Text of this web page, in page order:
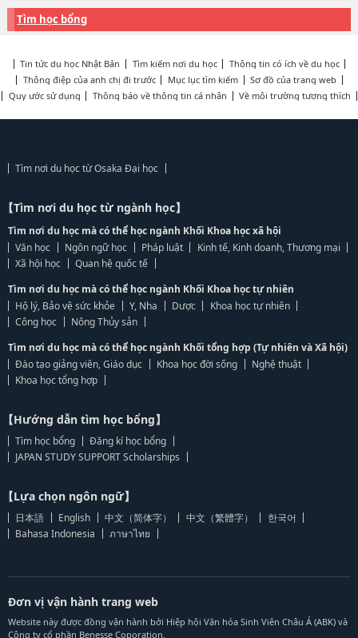
Tìm học bổng
Tin tức du học Nhật Bản Tìm kiếm nơi du học
Thông tin có ích về du học
Thông điệp của anh chị đi trước
Mục lục tìm kiếm
Sơ đồ của trang web
Quy ước sử dụng
Thông báo về thông tin cá nhân Về môi trường tương thích
Tìm nơi du học từ Osaka Đại học
【Tìm nơi du học từ ngành học】
Tìm nơi du học mà có thể học ngành Khối Khoa học xã hội
Văn học
Ngôn ngữ học Pháp luật
Kinh tế, Kinh doanh, Thương mại
Xã hội học
Quan hệ quốc tế
Tìm nơi du học mà có thể học ngành Khối Khoa học tự nhiên
Hộ lý, Bảo vệ sức khỏe
Y, Nha Dược
Khoa học tự nhiên
Công học
Nông Thủy sản
Tìm nơi du học mà có thể học ngành Khối tổng hợp (Tự nhiên và Xã hội)
Đào tạo giảng viên, Giáo dục
Khoa học đời sống
Nghệ thuật
Khoa học tổng hợp
【Hướng dẫn tìm học bổng】
Tìm học bổng
Đăng kí học bổng
JAPAN STUDY SUPPORT Scholarships
【Lựa chọn ngôn ngữ】
日本語 English 中文（简体字） 中文（繁體字）
한국어
Bahasa Indonesia
ภาษาไทย
Đơn vị vận hành trang web
Website này được đồng vận hành bởi Hiệp hội Văn hóa Sinh Viên Châu Á (ABK) và
Công ty cổ phần Benesse Coporation.